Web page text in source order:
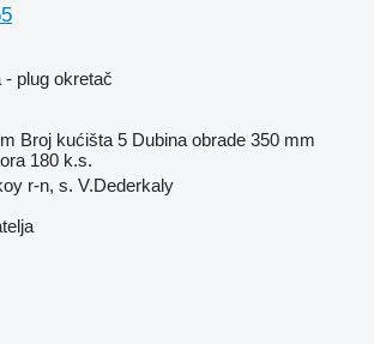
- plug okretač
Broj kućišta 5 Dubina obrade 350 mm
180 k.s.
r-n, s. V.Dederkaly